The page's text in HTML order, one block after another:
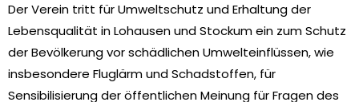
Der Verein tritt für Umweltschutz und Erhaltung der
Lebensqualität in Lohausen und Stockum ein zum Schutz
der Bevölkerung vor schädlichen Umwelteinflüssen, wie
insbesondere Fluglärm und Schadstoffen, für
Sensibilisierung der öffentlichen Meinung für Fragen des